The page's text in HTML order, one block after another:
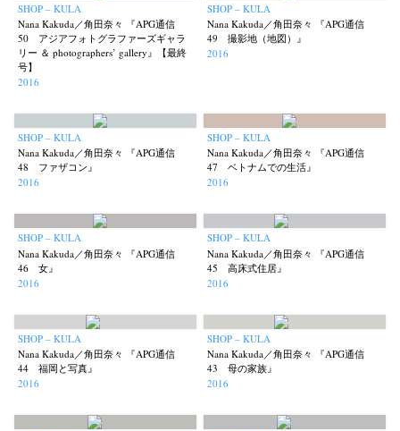
SHOP – KULA
Nana Kakuda／角田奈々 『APG通信
50 アジアフォトグラファーズギャラ
リー ＆ photographers’ gallery』【最終
号】
2016
SHOP – KULA
Nana Kakuda／角田奈々 『APG通信
49 撮影地（地図）』
2016
SHOP – KULA
Nana Kakuda／角田奈々 『APG通信
48 ファザコン』
2016
SHOP – KULA
Nana Kakuda／角田奈々 『APG通信
47 ベトナムでの生活』
2016
SHOP – KULA
Nana Kakuda／角田奈々 『APG通信
46 女』
2016
SHOP – KULA
Nana Kakuda／角田奈々 『APG通信
45 高床式住居』
2016
SHOP – KULA
Nana Kakuda／角田奈々 『APG通信
44 福岡と写真』
2016
SHOP – KULA
Nana Kakuda／角田奈々 『APG通信
43 母の家族』
2016